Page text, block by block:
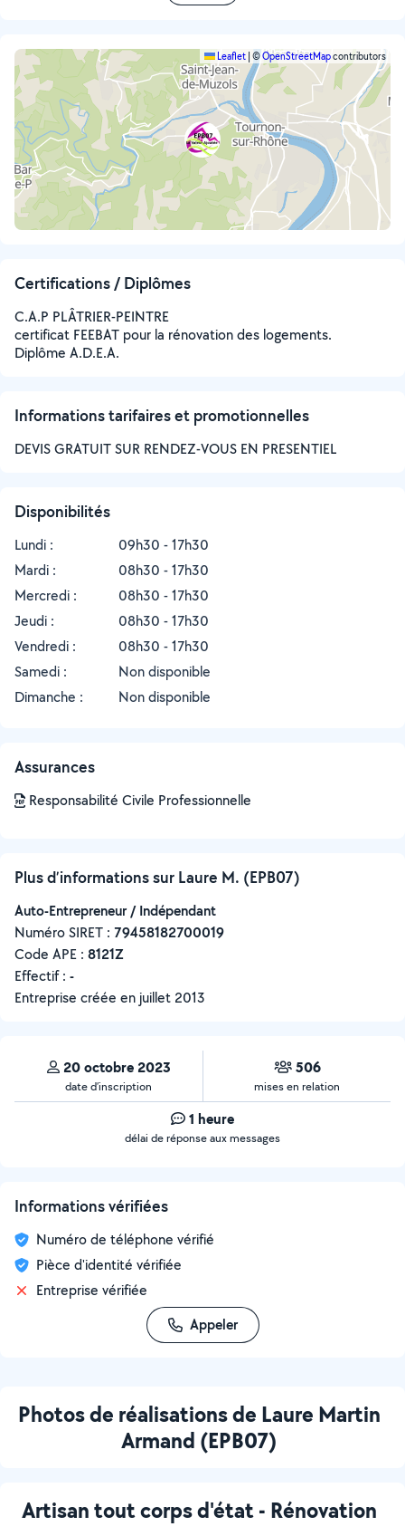
Leaflet ©OpenStreetMapcontributors
Certifications / Diplômes
C.A.P PLÂTRIER-PEINTRE
certificat FEEBAT pour la rénovation des logements.
Diplôme A.D.E.A.
Informations tarifaires et promotionnelles
DEVIS GRATUIT SUR RENDEZ-VOUS EN PRESENTIEL
Disponibilités
Lundi :
09h30 - 17h30
Mardi :
08h30 - 17h30
Mercredi :
08h30 - 17h30
Jeudi :
08h30 - 17h30
Vendredi :
08h30 - 17h30
Samedi :
Non disponible
Dimanche :
Non disponible
Assurances
Responsabilité Civile Professionnelle
Plus d’informations sur Laure M. (EPB07)
Auto-Entrepreneur / Indépendant
Numéro SIRET : ‍79458182700019
Code APE : 8121Z
Effectif : -
Entreprise créée en juillet 2013
20 octobre 2023
date d’inscription
506
mises en relation
1 heure
délai de réponse aux messages
Informations vérifiées
Numéro de téléphone vérifié
Pièce d'identité vérifiée
Entreprise vérifiée
Appeler
Photos de réalisations de Laure Martin
Armand (EPB07)
Artisan tout corps d'état - Rénovation